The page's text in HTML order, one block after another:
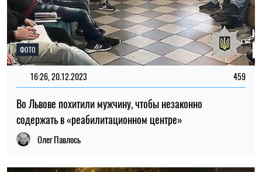
ФОТО
16:26, 20.12.2023 459
Во Львове похитили мужчину, чтобы незаконно
содержать в «реабилитационном центре»
Олег Павлось